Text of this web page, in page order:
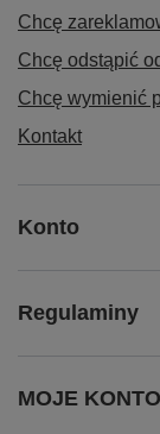
Chcę
Chcę odstąpić
Chcę wymienić
Kontakt
Konto
Regulaminy
MOJE KONTO